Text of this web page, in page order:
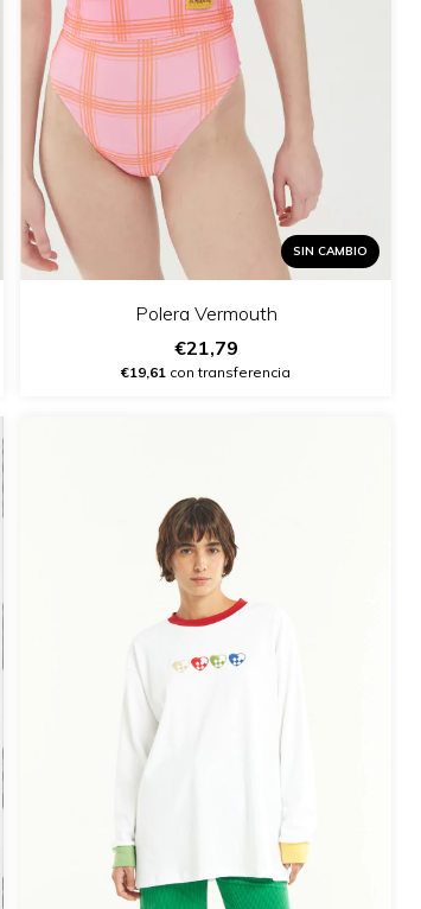
SIN CAMBIO
Polera Vermouth
€21,79
€19,61 con transferencia